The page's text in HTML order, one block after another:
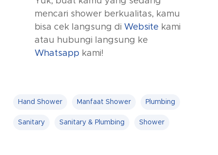
mencari shower berkualitas, kamu
bisa cek langsung di Website kami
atau hubungi langsung ke
Whatsapp kami!
Hand Shower Manfaat Shower Plumbing
Sanitary Sanitary & Plumbing Shower